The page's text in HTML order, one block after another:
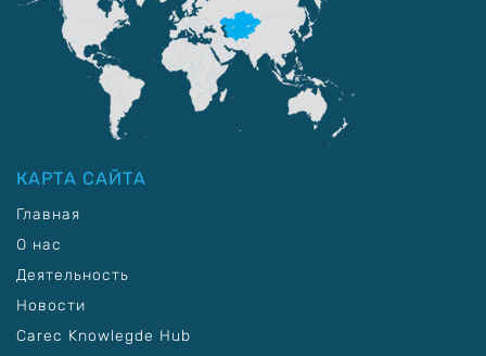
КАРТА САЙТА
Главная
О нас
Деятельность
Новости
Carec Knowlegde Hub